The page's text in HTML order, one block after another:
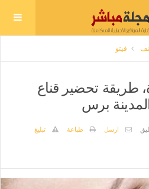
فيتو
طريقة تحضير قناع
برس
ارسل طباعة
تبليغ